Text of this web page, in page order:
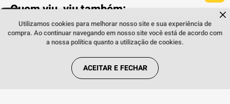
Dúvidas sobre produtos?
Quem viu, viu também:
Utilizamos cookies para melhorar nosso site e sua experiência de
compra. Ao continuar navegando em nosso site você está de acordo com
a nossa política quanto a utilização de cookies.
ACEITAR E FECHAR